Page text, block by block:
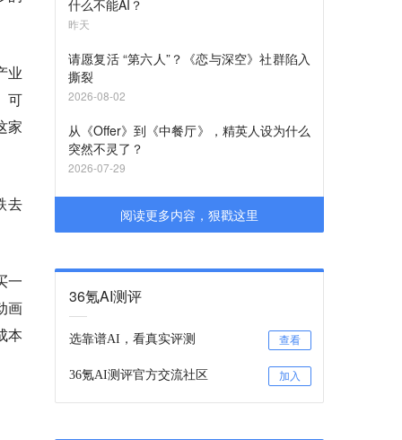
业
可
家
去
一
画
本
什么不能AI？
昨天
请愿复活 “第六人”？《恋与深空》社群陷入
撕裂
2026-08-02
从《Offer》到《中餐厅》，精英人设为什么
突然不灵了？
2026-07-29
阅读更多内容，狠戳这里
36氪AI测评
选靠谱AI，看真实评测 查看
36氪AI测评官方交流社区 加入